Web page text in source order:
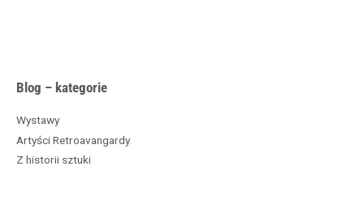
Blog – kategorie
Wystawy
Artyści Retroavangardy
Z historii sztuki
A
c
h